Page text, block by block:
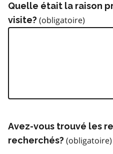
Quelle était la raison
visite?
Avez-vous trouvé les
recherchés?